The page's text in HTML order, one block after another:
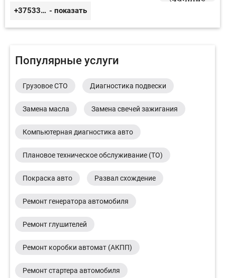
+375333416710 - показать
Популярные услуги
Грузовое СТО Диагностика подвески
Замена масла Замена свечей зажигания
Компьютерная диагностика авто
Плановое техническое обслуживание (ТО)
Покраска авто Развал схождение
Ремонт генератора автомобиля
Ремонт глушителей
Ремонт коробки автомат (АКПП)
Ремонт стартера автомобиля